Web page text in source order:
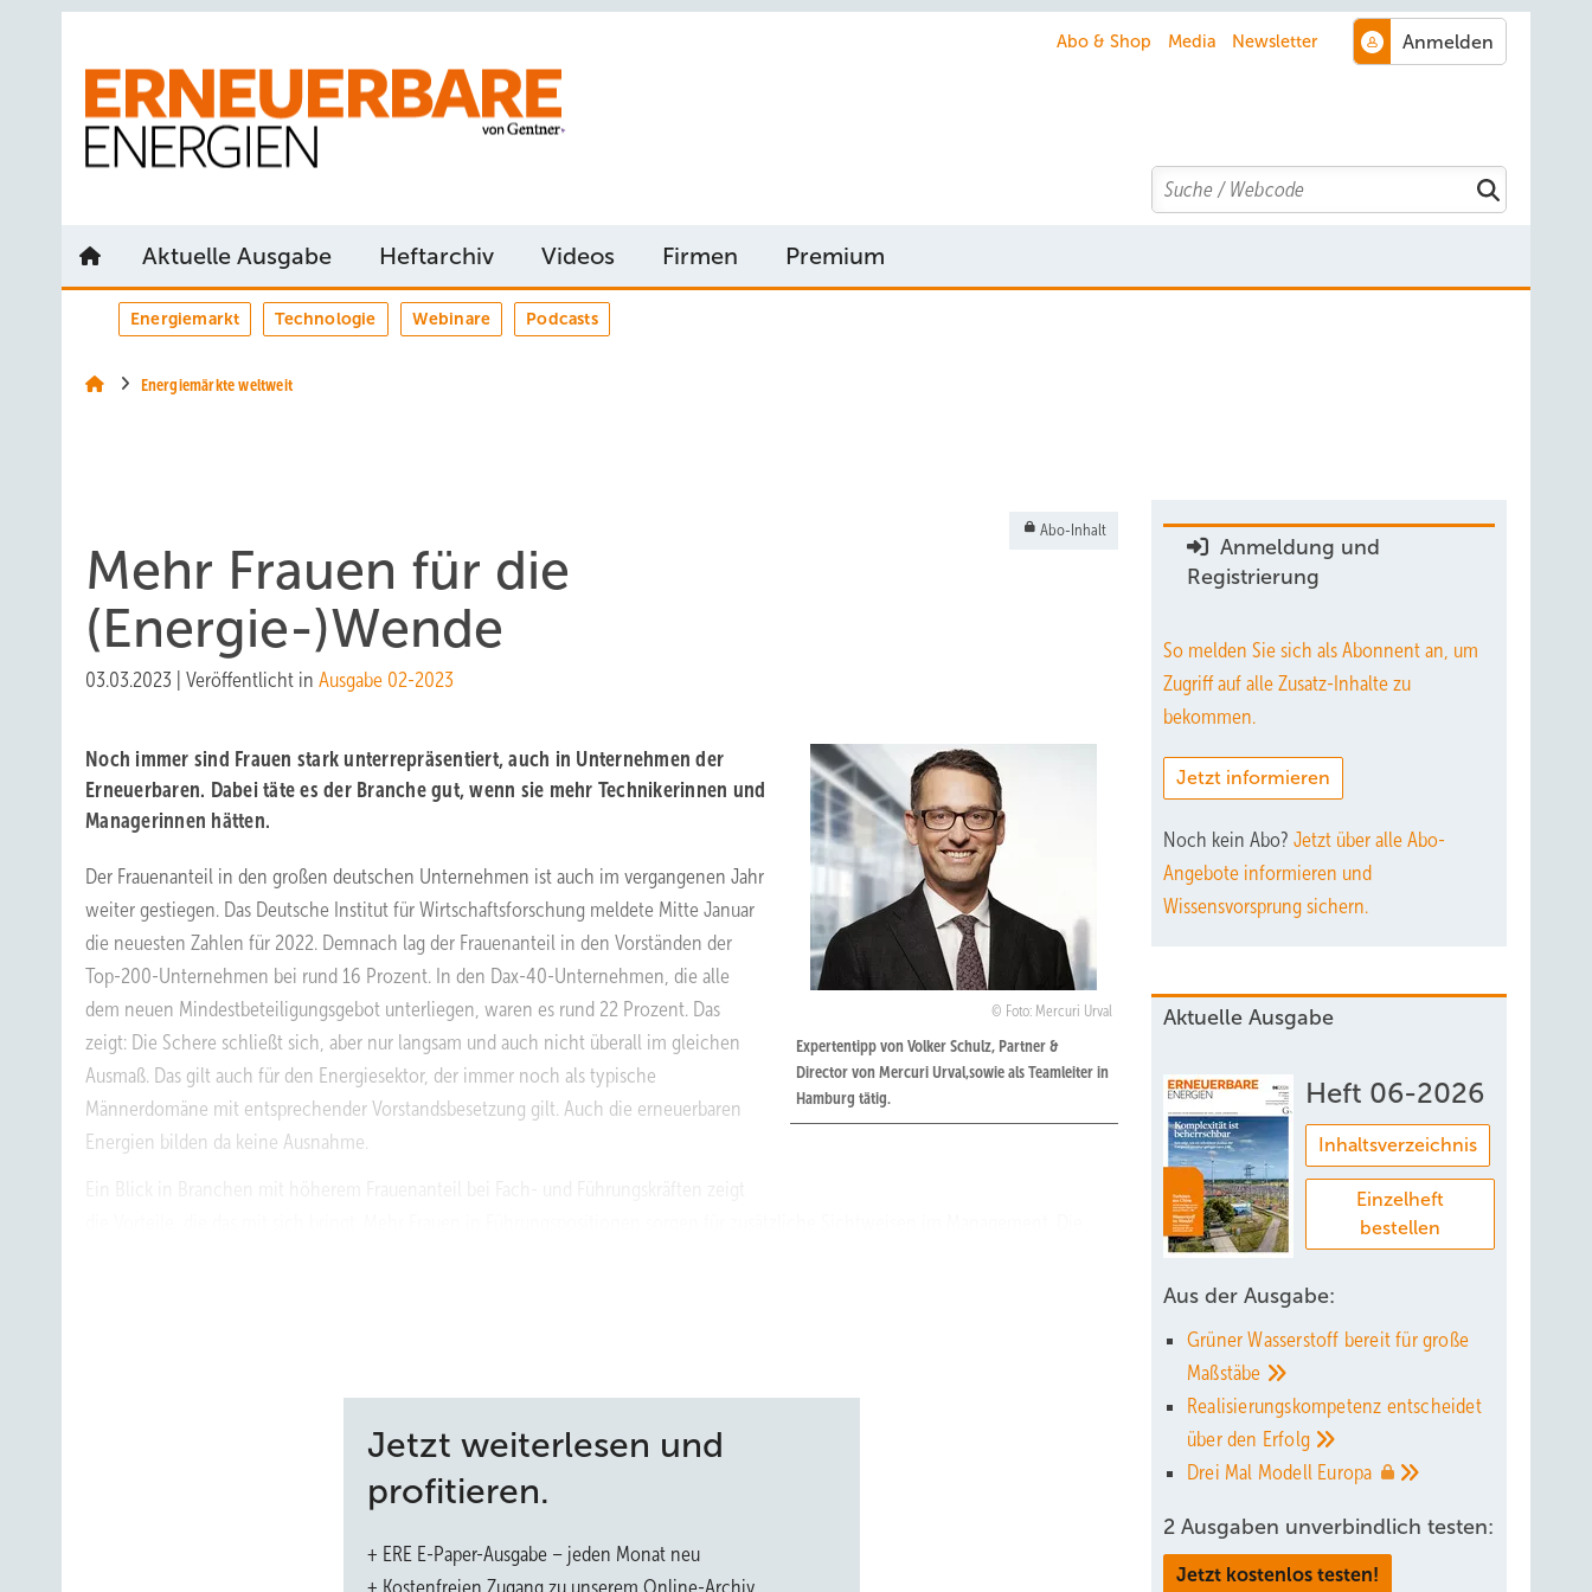
Abo & Shop Media Newsletter
Search
Aktuelle Ausgabe Heftarchiv Videos Firmen Premium
Energiemarkt Technologie Webinare Podcasts
Energiemärkte weltweit
Abo-Inhalt
M ehr Frauen für die
(Energie-)Wende
03.03.2023 Veröffentlicht in Ausgabe 02-2023
Foto: Mercuri Urval
Expertentipp von Volker Schulz, Partner &
Director von Mercuri Urval,sowie als Team­leiter in
Hamburg tätig.
Noch immer sind Frauen stark unterrepräsentiert, auch in Unternehmen der
Erneuerbaren. Dabei täte es der Branche gut, wenn sie mehr ­Technikerinnen und
­Managerinnen hätten.
Der Frauenanteil in den großen deutschen Unternehmen ist auch im vergangenen Jahr
weiter gestiegen. Das Deutsche Institut für Wirtschaftsforschung meldete Mitte Januar
die neuesten Zahlen für 2022. Demnach lag der Frauenanteil in den Vorständen der
Top-200-Unternehmen bei rund 16 Prozent. In den Dax-40-Unternehmen, die alle
dem neuen Mindestbeteiligungsgebot unterliegen, waren es rund 22 Prozent. Das
zeigt: Die Schere schließt sich, aber nur langsam und auch nicht überall im gleichen
Ausmaß. Das gilt auch für den Energiesektor, der immer noch als typische
Männerdomäne mit entsprechender Vorstandsbesetzung gilt. Auch die erneuerbaren
Energien bilden da keine Ausnahme.
Der Energiesektor gilt als typische Männer­domäne mit entsprechen­der
stands­besetzung.
Jetzt weiterlesen und
profitieren.
+ ERE E-Paper-Ausgabe – jeden Monat neu
+ Kostenfreien Zugang zu unserem Online-Archiv
Anmeldung und
Registrierung
So melden Sie sich als Abonnent an, um
Zugriff auf alle Zusatz-Inhalte zu
bekommen.
Jetzt informieren
Noch kein Abo? Jetzt über alle Abo-
Angebote informieren und
Wissensvorsprung sichern.
Aktuelle Ausgabe
Heft 06-2026
Inhaltsverzeichnis
Einzelheft
bestellen
Aus der Ausgabe:
Grüner Wasserstoff bereit für große
Maßstäbe
Realisierungskompetenz entscheidet
über den Erfolg
Drei Mal Modell Europa
2 Ausgaben unverbindlich testen:
Jetzt kostenlos testen!